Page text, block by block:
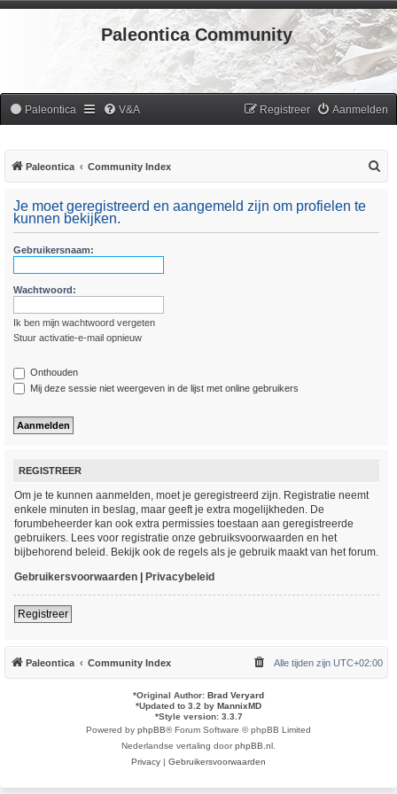
Paleontica Community
Paleontica V&A Aanmelden
Registreer
Paleontica Community Index
Je moet geregistreerd en aangemeld zijn om profielen te
kunnen bekijken.
Gebruikersnaam:
Wachtwoord:
Ik ben mijn wachtwoord vergeten
Stuur activatie-e-mail opnieuw
Onthouden
Mij deze sessie niet weergeven in de lijst met online gebruikers
REGISTREER
Om je te kunnen aanmelden, moet je geregistreerd zijn. Registratie neemt
enkele minuten in beslag, maar geeft je extra mogelijkheden. De
forumbeheerder kan ook extra permissies toestaan aan geregistreerde
gebruikers. Lees voor registratie onze gebruiksvoorwaarden en het
bijbehorend beleid. Bekijk ook de regels als je gebruik maakt van het forum.
Gebruikersvoorwaarden | Privacybeleid
Registreer
Paleontica Community Index Alle tijden zijn UTC+02:00
*Original Author: Brad Veryard
*Updated to 3.2 by MannixMD
*Style version: 3.3.7
Powered by phpBB® Forum Software © phpBB Limited
Nederlandse vertaling doorphpBB.nl
Privacy | Gebruikersvoorwaarden